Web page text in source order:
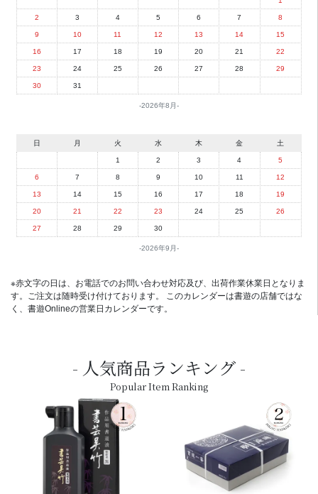
2026年8月
2 3 4 5 6 7 8
9 10 11 12 13 14 15
16 17 18 19 20 21 22
23 24 25 26 27 28 29
30 31
2026年9月
日 月 火 水 木 金 土
1 2 3 4 5
6 7 8 9 10 11 12
13 14 15 16 17 18 19
20 21 22 23 24 25 26
27 28 29 30
※赤文字の日は、お電話でのお問い合わせ対応及び、出荷作業休業日となりま
す。ご注文は随時受け付けております。 このカレンダーは書遊の店舗ではな
く、書遊Onlineの営業日カレンダーです。
人気商品ランキング
Popular Item Ranking